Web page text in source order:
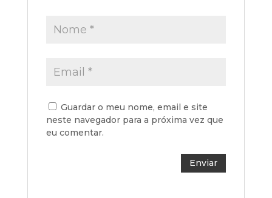
Guardar o meu nome, email e site
neste navegador para a próxima vez que
eu comentar.